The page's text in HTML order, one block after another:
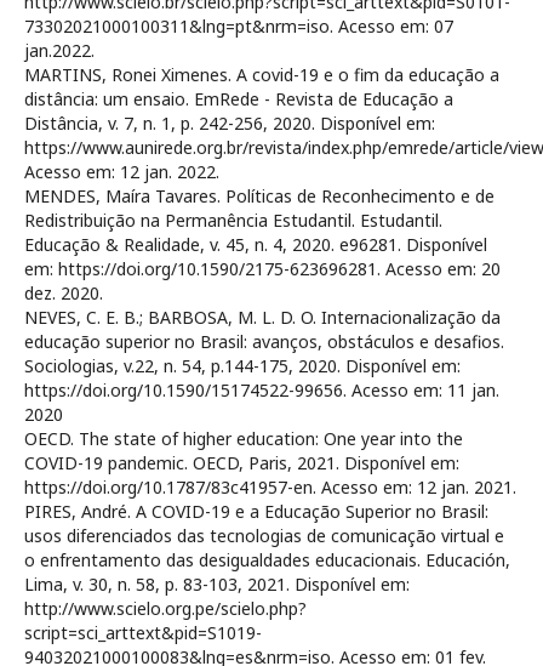
73302021000100311&lng=pt&nrm=iso. Acesso em: 07
jan.2022.
MARTINS, Ronei Ximenes. A covid-19 e o fim da educação a
distância: um ensaio. EmRede - Revista de Educação a
Distância, v. 7, n. 1, p. 242-256, 2020. Disponível em:
https://www.aunirede.org.br/revista/index.php/emrede/article/
Acesso em: 12 jan. 2022.
MENDES, Maíra Tavares. Políticas de Reconhecimento e de
Redistribuição na Permanência Estudantil. Estudantil.
Educação & Realidade, v. 45, n. 4, 2020. e96281. Disponível
em: https://doi.org/10.1590/2175-623696281. Acesso em: 20
dez. 2020.
NEVES, C. E. B.; BARBOSA, M. L. D. O. Internacionalização da
educação superior no Brasil: avanços, obstáculos e desafios.
Sociologias, v.22, n. 54, p.144-175, 2020. Disponível em:
https://doi.org/10.1590/15174522-99656. Acesso em: 11 jan.
2020
OECD. The state of higher education: One year into the
COVID-19 pandemic. OECD, Paris, 2021. Disponível em:
https://doi.org/10.1787/83c41957-en. Acesso em: 12 jan. 2021.
PIRES, André. A COVID-19 e a Educação Superior no Brasil:
usos diferenciados das tecnologias de comunicação virtual e
o enfrentamento das desigualdades educacionais. Educación,
Lima, v. 30, n. 58, p. 83-103, 2021. Disponível em:
http://www.scielo.org.pe/scielo.php?
script=sci_arttext&pid=S1019-
94032021000100083&lng=es&nrm=iso. Acesso em: 01 fev.